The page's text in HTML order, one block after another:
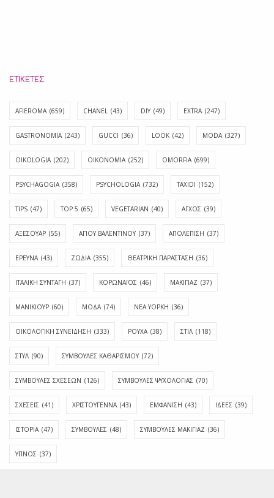
ΕΤΙΚΈΤΕΣ
AFIEROMA (659) CHANEL (43) DIY (49) EXTRA (247)
GASTRONOMIA (243) GUCCI (36) LOOK (42) MODA (327)
OIKOLOGIA (202) OIKONOMIA (252) OMORFIA (699)
PSYCHAGOGIA (358) PSYCHOLOGIA (732) TAXIDI (152)
TIPS (47) TOP 5 (65) VEGETARIAN (40) ΑΓΧΟΣ (39)
ΑΞΕΣΟΥΑΡ (55) ΑΓΊΟΥ ΒΑΛΕΝΤΊΝΟΥ (37) ΑΠΟΛΈΠΙΣΗ (37)
ΕΡΕΥΝΑ (43) ΖΩΔΙΑ (355) ΘΕΑΤΡΙΚΗ ΠΑΡΑΣΤΑΣΗ (36)
ΙΤΑΛΙΚΗ ΣΥΝΤΑΓΗ (37) ΚΟΡΩΝΑΪΟΣ (46) ΜΑΚΙΓΙΑΖ (37)
ΜΑΝΙΚΙΟΥΡ (60) ΜΟΔΑ (74) ΝΕΑ ΥΟΡΚΗ (36)
ΟΙΚΟΛΟΓΙΚΗ ΣΥΝΕΙΔΗΣΗ (333) ΡΟΥΧΑ (38) ΣΤΙΛ (118)
ΣΤΥΛ (90) ΣΥΜΒΟΥΛΕΣ ΚΑΘΑΡΙΣΜΟΥ (72)
ΣΥΜΒΟΥΛΕΣ ΣΧΕΣΕΩΝ (126) ΣΥΜΒΟΥΛΕΣ ΨΥΧΟΛΟΓΙΑΣ (70)
ΣΧΕΣΕΙΣ (41) ΧΡΙΣΤΟΥΓΕΝΝΑ (43) ΕΜΦΆΝΙΣΗ (43) ΙΔΈΕΣ (39)
ΙΣΤΟΡΊΑ (47) ΣΥΜΒΟΥΛΈΣ (48) ΣΥΜΒΟΥΛΈΣ ΜΑΚΙΓΙΆΖ (36)
ΎΠΝΟΣ (37)